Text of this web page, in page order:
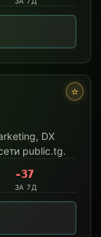
⭐
DX
public.tg.
-37
ЗА 7Д